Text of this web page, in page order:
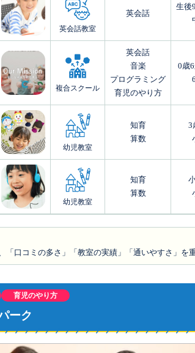
英会話教室
英会話
生後
複合スクール
英会話
音楽
プログラミング
育児のやり方
0歳
幼児教室
知育
算数
3
幼児教室
知育
算数
「口コミの多さ」「教室の実績」「通いやすさ」を
育児のやり方
ーク